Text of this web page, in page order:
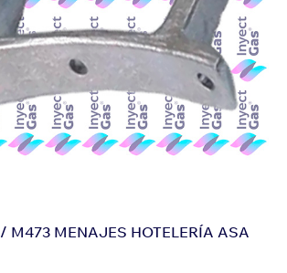
/ M473 MENAJES HOTELERÍA ASA